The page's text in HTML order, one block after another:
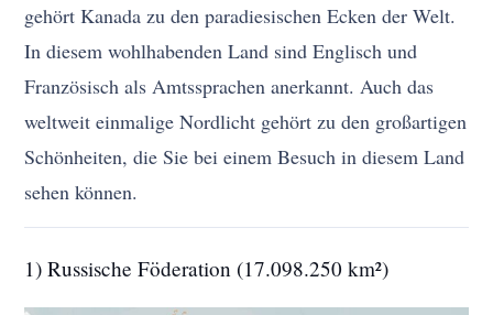
gehört Kanada zu den paradiesischen Ecken der Welt.
In diesem wohlhabenden Land sind Englisch und
Französisch als Amtssprachen anerkannt. Auch das
weltweit einmalige Nordlicht gehört zu den großartigen
Schönheiten, die Sie bei einem Besuch in diesem Land
sehen können.
1) Russische Föderation (17.098.250 km²)